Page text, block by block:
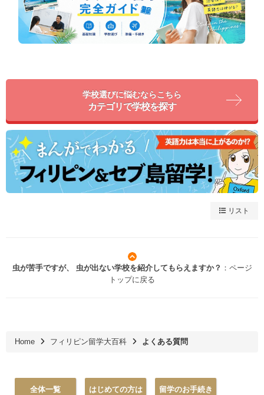
学校選びに悩むならこちら
カテゴリで学校を探す
リスト
虫が苦手ですが、 虫が出ない学校を紹介してもらえますか？ ：ページ
トップに戻る
Home フィリピン留学大百科 よくある質問
全体一覧 はじめての方は 留学のお手続き